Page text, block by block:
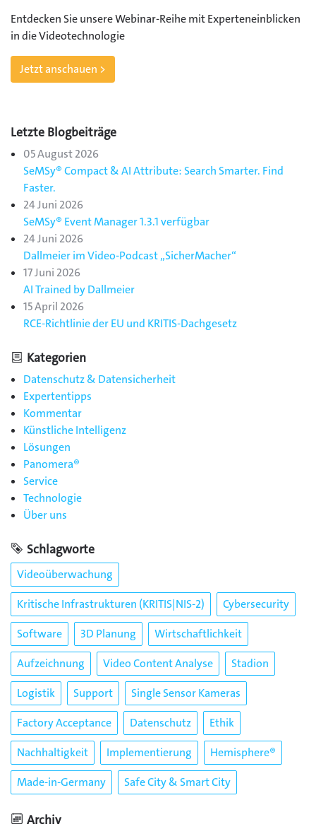
Entdecken Sie unsere Webinar-Reihe mit Experteneinblicken
in die Videotechnologie
Jetzt anschauen >
Letzte Blogbeiträge
05 August 2026
SeMSy® Compact & AI Attribute: Search Smarter. Find
Faster.
24 Juni 2026
SeMSy® Event Manager 1.3.1 verfügbar
24 Juni 2026
Dallmeier im Video-Podcast „SicherMacher“
17 Juni 2026
AI Trained by Dallmeier
15 April 2026
RCE-Richtlinie der EU und KRITIS-Dachgesetz
Kategorien
Datenschutz & Datensicherheit
Expertentipps
Kommentar
Künstliche Intelligenz
Lösungen
Panomera®
Service
Technologie
Über uns
Schlagworte
Videoüberwachung
Kritische Infrastrukturen (KRITIS|NIS-2)
Cybersecurity
Software
3D Planung
Wirtschaftlichkeit
Aufzeichnung
Video Content Analyse
Stadion
Logistik
Support
Single Sensor Kameras
Factory Acceptance
Datenschutz
Ethik
Nachhaltigkeit
Implementierung
Hemisphere®
Made-in-Germany
Safe City & Smart City
Archiv